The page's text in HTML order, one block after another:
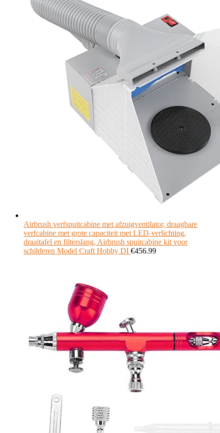
Airbrush verfspuitcabine met afzuigventilator, draagbare
verfcabine met grote capaciteit met LED-verlichting,
draaitafel en filterslang, Airbrush spuitcabine kit voor
schilderen Model Craft Hobby DI €456.99